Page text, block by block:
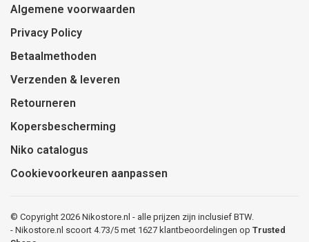
Algemene voorwaarden
Privacy Policy
Betaalmethoden
Verzenden & leveren
Retourneren
Kopersbescherming
Niko catalogus
Cookievoorkeuren aanpassen
© Copyright 2026 Nikostore.nl - alle prijzen zijn inclusief BTW.
- Nikostore.nl scoort 4.73/5 met 1627 klantbeoordelingen op Trusted